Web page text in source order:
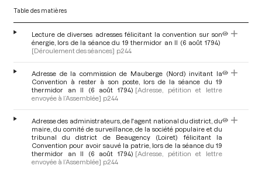
Table des matières
Lecture de diverses adresses félicitant la convention sur son
énergie, lors de la séance du 19 thermidor an II (6 août 1794)
[Déroulement des séances] p.244
Adresse de la commission de Mauberge (Nord) invitant la
Convention à rester à son poste, lors de la séance du 19
thermidor an II (6 août 1794) [Adresse, pétition et lettre
envoyée à l’Assemblée] p.244
Adresse des administrateurs, de l'agent national du district, du
maire, du comité de surveillance, de la société populaire et du
tribunal du district de Beaugency (Loiret) félicitant la
Convention pour avoir sauvé la patrie, lors de la séance du 19
thermidor an II (6 août 1794) [Adresse, pétition et lettre
envoyée à l’Assemblée] p.244